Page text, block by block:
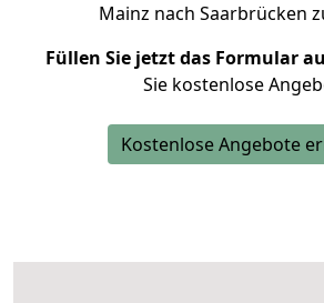
Mainz nach Saarbrücken
Füllen Sie jetzt das Formular
Sie kostenlose
Kostenlose Angebote